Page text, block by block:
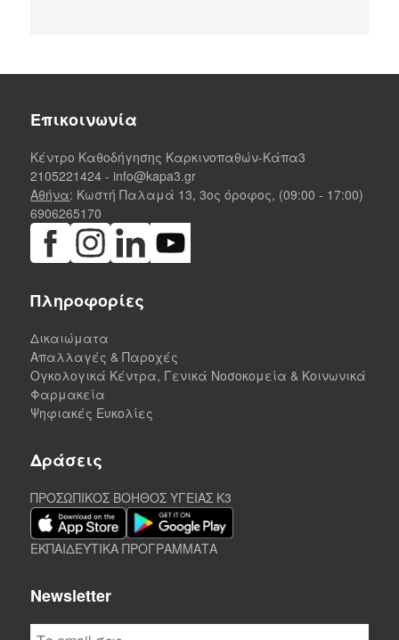
Επικοινωνία
Κέντρο Καθοδήγησης Καρκινοπαθών-Κάπα3
2105221424 - info@kapa3.gr
Αθήνα: Κωστή Παλαμά 13, 3ος όροφος, (09:00 - 17:00)
6906265170
Πληροφορίες
Δικαιώματα
Απαλλαγές & Παροχές
Ογκολογικά Κέντρα, Γενικά Νοσοκομεία & Κοινωνικά
Φαρμακεία
Ψηφιακές Ευκολίες
Δράσεις
ΠΡΟΣΩΠΙΚΟΣ ΒΟΗΘΟΣ ΥΓΕΙΑΣ K3
ΕΚΠΑΙΔΕΥΤΙΚΑ ΠΡΟΓΡΑΜΜΑΤΑ
Newsletter